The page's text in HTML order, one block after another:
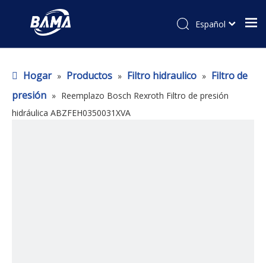
Español
Hogar » Productos » Filtro hidraulico » Filtro de
presión » Reemplazo Bosch Rexroth Filtro de presión
hidráulica ABZFEH0350031XVA